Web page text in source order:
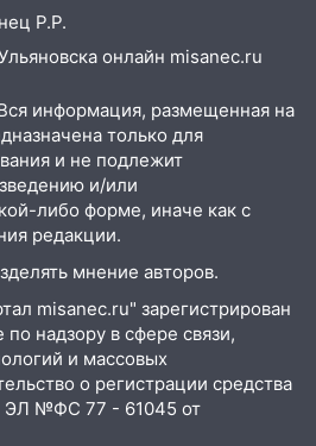
области объявили
звучат сирены
аграрии смогут
отсрочкой платежа
управлении
к
сотрудника органов
Федерации
приглашают
чебурашку»
Р.Р.
онлайн misanec.ru
информация, размещенная на
только для
и не подлежит
и/или
либо форме, иначе как с
редакции.
мнение авторов.
misanec.ru" зарегистрирован
надзору в сфере связи,
и массовых
о регистрации средства
ЭЛ №ФС 77 - 61045 от